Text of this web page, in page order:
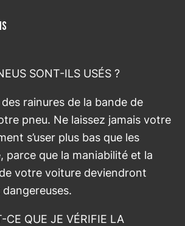
SONT-ILS USÉS ?
rainures de la bande de
pneu. Ne laissez jamais votre
s’user plus bas que les
parce que la maniabilité et la
votre voiture deviendront
CE QUE JE VÉRIFIE LA